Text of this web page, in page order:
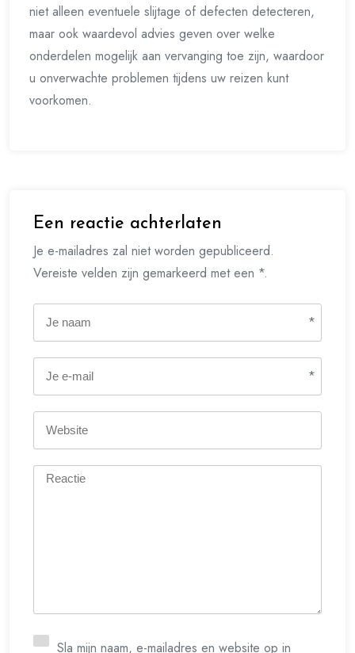
niet alleen eventuele slijtage of defecten detecteren,
maar ook waardevol advies geven over welke
onderdelen mogelijk aan vervanging toe zijn, waardoor
u onverwachte problemen tijdens uw reizen kunt
voorkomen.
Een reactie achterlaten
Je e-mailadres zal niet worden gepubliceerd.
Vereiste velden zijn gemarkeerd met een *.
*
*
Sla mijn naam, e-mailadres en website op in